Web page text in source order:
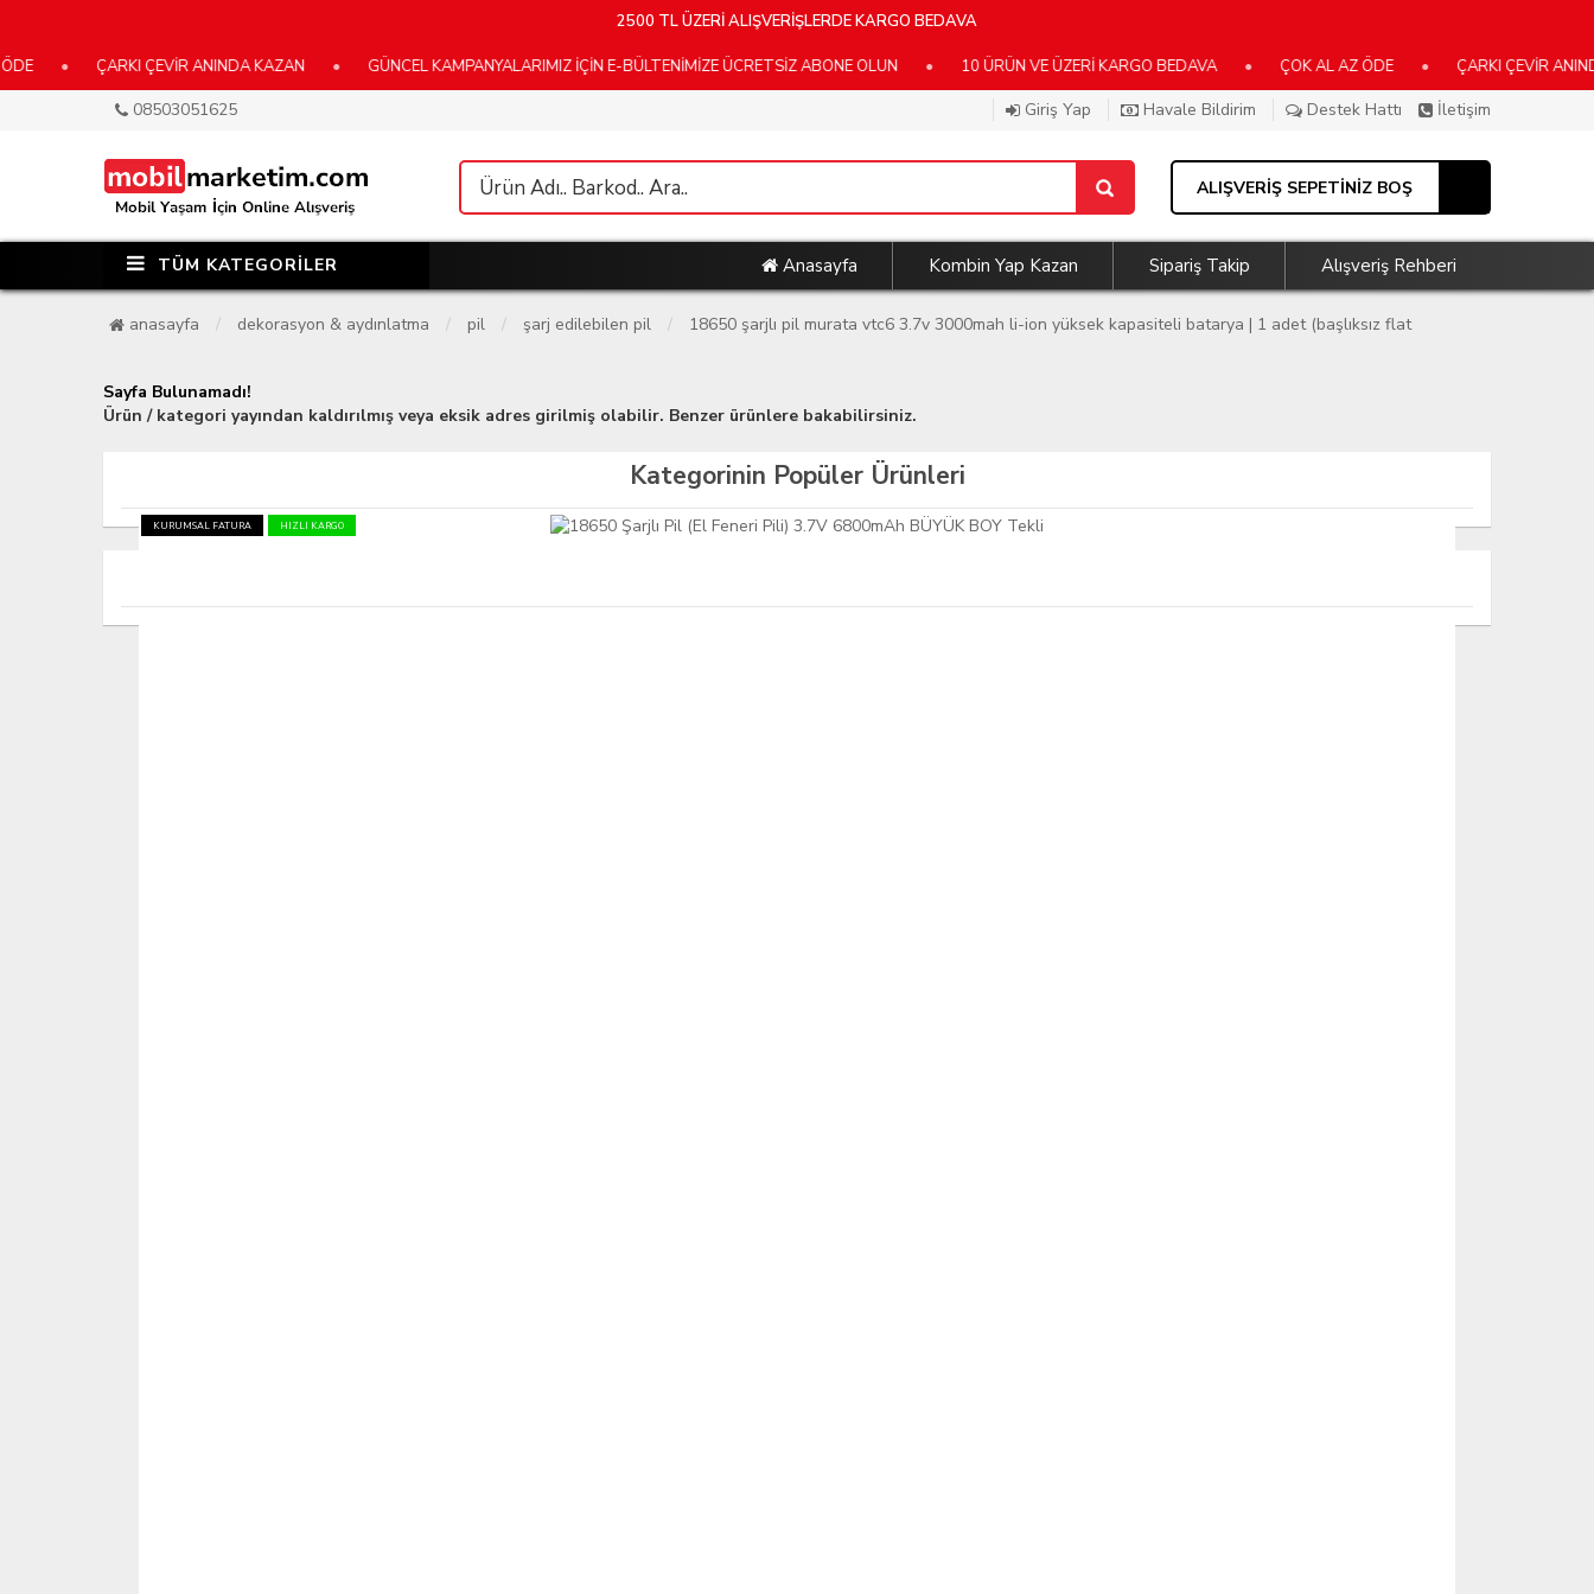
2500 TL ÜZERİ ALIŞVERİŞLERDE KARGO BEDAVA
ÇARKI ÇEVİR ANINDA KAZAN • GÜNCEL KAMPANYALARIMIZ İÇİN E-BÜLTENİMİZE ÜCRETSİZ ABONE OLUN • 10 ÜRÜN VE ÜZERİ KARGO BEDAVA • ÇOK AL AZ ÖDE • ÇARKI ÇEVİR ANINDA
08503051625 Giriş Yap Havale Bildirim Destek Hattı İletişim
ALIŞVERİŞ SEPETİNİZ BOŞ
TÜM KATEGORİLER Anasayfa Kombin Yap Kazan Sipariş Takip Alışveriş Rehberi
anasayfa dekorasyon & aydınlatma pil şarj edilebilen pil 18650 şarjlı pil murata vtc6 3.7v 3000mah li-ion yüksek kapasiteli batarya | 1 adet (başlıksız flat
Sayfa Bulunamadı!
Ürün / kategori yayından kaldırılmış veya eksik adres girilmiş olabilir. Benzer ürünlere bakabilirsiniz.
Kategorinin Popüler Ürünleri
KURUMSAL FATURA HIZLI KARGO